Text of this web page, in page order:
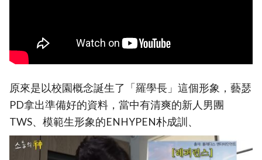
原來是以校園概念誕生了「羅學長」這個形象，藝瑟
PD拿出準備好的資料，當中有清爽的新人男團
TWS、模範生形象的ENHYPEN朴成訓、